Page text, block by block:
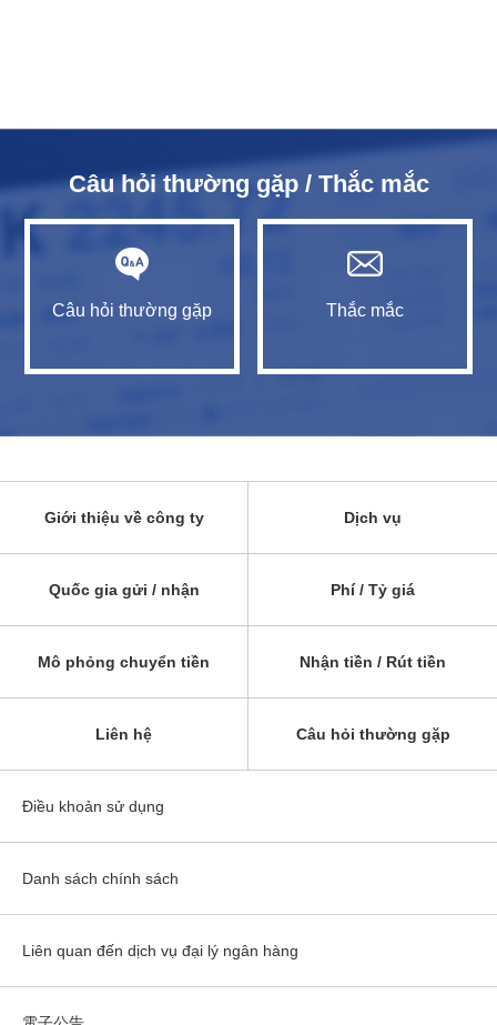
Câu hỏi thường gặp / Thắc mắc
Câu hỏi thường gặp Thắc mắc
Giới thiệu về công ty Dịch vụ
Quốc gia gửi / nhận Phí / Tỷ giá
Mô phỏng chuyển tiền Nhận tiền / Rút tiền
Liên hệ Câu hỏi thường gặp
Điều khoản sử dụng
Danh sách chính sách
Liên quan đến dịch vụ đại lý ngân hàng